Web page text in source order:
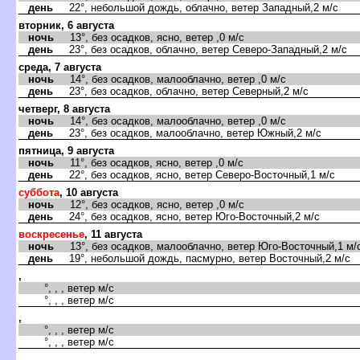
день 22°, небольшой дождь, облачно, ветер Западный,2 м/с
вторник, 6 августа
ночь 13°, без осадков, ясно, ветер ,0 м/с
день 23°, без осадков, облачно, ветер Северо-Западный,2 м/с
среда, 7 августа
ночь 14°, без осадков, малооблачно, ветер ,0 м/с
день 23°, без осадков, облачно, ветер Северный,2 м/с
четверг, 8 августа
ночь 14°, без осадков, малооблачно, ветер ,0 м/с
день 23°, без осадков, малооблачно, ветер Южный,2 м/с
пятница, 9 августа
ночь 11°, без осадков, ясно, ветер ,0 м/с
день 22°, без осадков, ясно, ветер Северо-Восточный,1 м/с
суббота, 10 августа
ночь 12°, без осадков, ясно, ветер ,0 м/с
день 24°, без осадков, ясно, ветер Юго-Восточный,2 м/с
воскресенье, 11 августа
ночь 13°, без осадков, малооблачно, ветер Юго-Восточный,1 м/
день 19°, небольшой дождь, пасмурно, ветер Восточный,2 м/с
,
°, , , ветер м/с
°, , , ветер м/с
,
°, , , ветер м/с
°, , , ветер м/с